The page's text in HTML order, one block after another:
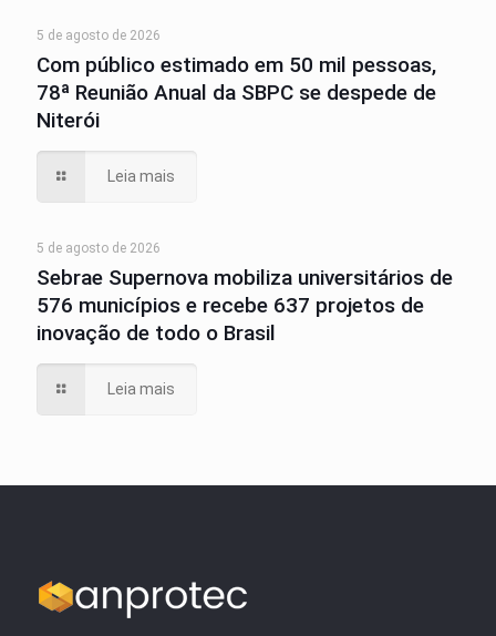
5 de agosto de 2026
Com público estimado em 50 mil pessoas,
78ª Reunião Anual da SBPC se despede de
Niterói
Leia mais
5 de agosto de 2026
Sebrae Supernova mobiliza universitários de
576 municípios e recebe 637 projetos de
inovação de todo o Brasil
Leia mais